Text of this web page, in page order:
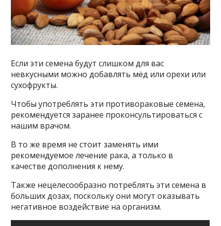
Если эти семена будут слишком для вас
невкусными можно добавлять мёд или орехи или
сухофрукты.
Чтобы употреблять эти противораковые семена,
рекомендуется заранее проконсультироваться с
нашим врачом.
В то же время не стоит заменять ими
рекомендуемое лечение рака, а только в
качестве дополнения к нему.
Также нецелесообразно потреблять эти семена в
больших дозах, поскольку они могут оказывать
негативное воздействие на организм.